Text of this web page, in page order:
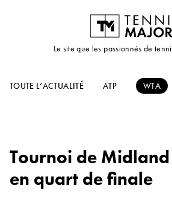
Le site que les passionnés de
TOUTE L’ACTUALITÉ ATP WTA
Tournoi de Midland
en quart de finale